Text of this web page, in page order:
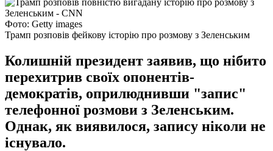
Фото: Getty images
Трамп розповів фейкову історію про розмову з Зеленським
Колишній президент заявив, що нібито
перехитрив своїх опонентів-
демократів, оприлюднивши "запис"
телефонної розмови з Зеленським.
Однак, як виявилося, запису ніколи не
існувало.